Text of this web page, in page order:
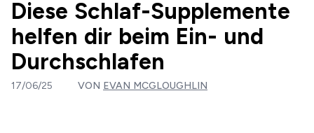
Diese Schlaf-Supplemente
helfen dir beim Ein- und
Durchschlafen
17/06/25 VON EVAN MCGLOUGHLIN